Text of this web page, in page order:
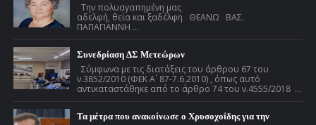
Την πολυαγαπημένη μας
αδελφή, θεία και ξαδέλφη ΘΕΑΝΩ ΒΑΣ.
ΠΑΠΑΓΙΑΝΝΗ ...
Συνεδρίαση ΔΣ Μετεώρων
Σύμφωνα με τις διατάξεις του άρθρου 67 του
ν.3852/2010 (ΦΕΚ Α ́ 87-7.6.2010) , όπως αυτό
αντικαταστάθηκε από το άρθρο 74 του ν.4555/2018 ...
Τα μέτρα που ανακοίνωσε ο Χρυσοχοΐδης για την